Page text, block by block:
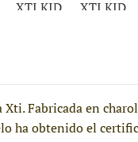
Fabricada en
ha obtenido el